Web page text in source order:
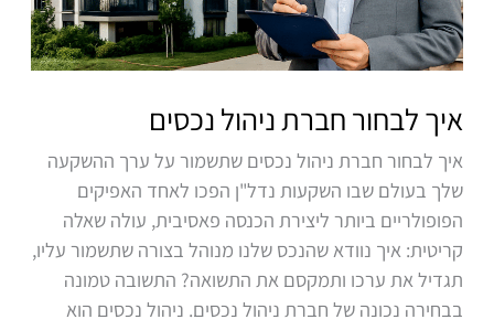
איך לבחור חברת ניהול נכסים
איך לבחור חברת ניהול נכסים שתשמור על ערך ההשקעה
שלך בעולם שבו השקעות נדל"ן הפכו לאחד האפיקים
הפופולריים ביותר ליצירת הכנסה פאסיבית, עולה שאלה
קריטית: איך נוודא שהנכס שלנו מנוהל בצורה שתשמור עליו,
תגדיל את ערכו ותמקסם את התשואה? התשובה טמונה
בבחירה נכונה של חברת ניהול נכסים. ניהול נכסים הוא